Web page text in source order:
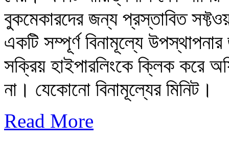
বুকমেকারদের জন্য প্রস্তাবিত
একটি সম্পূর্ণ বিনামূল্যে
সক্রিয় হাইপারলিংকে ক্লিক করে
না। যেকোনো বিনামূল্যের মিনিট।
Read More